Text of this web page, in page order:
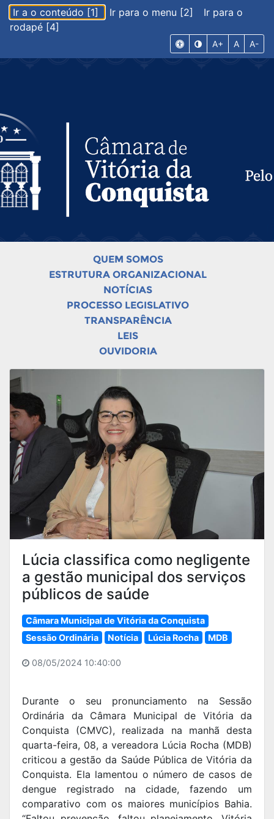
Ir a o conteúdo [1] Ir para o menu [2]
Ir para o
rodapé [4]
A+ A A-
QUEM SOMOS
ESTRUTURA ORGANIZACIONAL
NOTÍCIAS
PROCESSO LEGISLATIVO
TRANSPARÊNCIA
LEIS
OUVIDORIA
Lúcia classifica como negligente
a gestão municipal dos serviços
públicos de saúde
Câmara Municipal de Vitória da Conquista
Sessão Ordinária
Notícia Lúcia Rocha MDB
08/05/2024 10:40:00
Durante o seu pronunciamento na Sessão
Ordinária da Câmara Municipal de Vitória da
Conquista (CMVC), realizada na manhã desta
quarta-feira, 08, a vereadora Lúcia Rocha (MDB)
criticou a gestão da Saúde Pública de Vitória da
Conquista. Ela lamentou o número de casos de
dengue registrado na cidade, fazendo um
comparativo com os maiores municípios Bahia.